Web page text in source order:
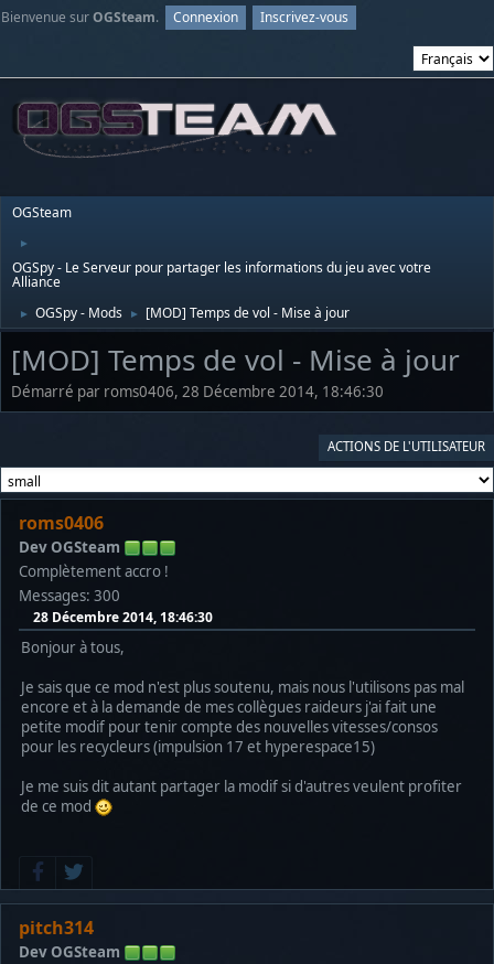
Bienvenue surOGSteam. Connexion Inscrivez-vous
OGSteam
►
OGSpy - Le Serveur pour partager les informations du jeu avec votre
Alliance
► OGSpy - Mods ► [MOD] Temps de vol - Mise à jour
[MOD] Temps de vol - Mise à jour
Démarré par roms0406, 28 Décembre 2014, 18:46:30
ACTIONS DE L'UTILISATEUR
roms0406
Dev OGSteam
Complètement accro !
Messages: 300
28 Décembre 2014, 18:46:30
Bonjour à tous,
Je sais que ce mod n'est plus soutenu, mais nous l'utilisons pas mal
encore et à la demande de mes collègues raideurs j'ai fait une
petite modif pour tenir compte des nouvelles vitesses/consos
pour les recycleurs (impulsion 17 et hyperespace15)
Je me suis dit autant partager la modif si d'autres veulent profiter
de ce mod
pitch314
Dev OGSteam